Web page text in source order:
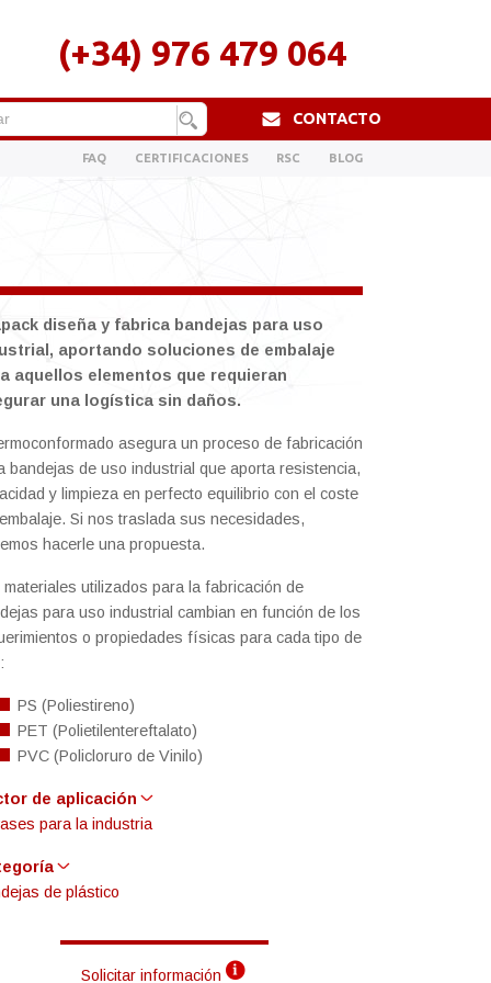
(+34) 976 479 064
CONTACTO
FAQ CERTIFICACIONES RSC BLOG
diseña y fabrica bandejas para uso
aportando soluciones de embalaje
aquellos elementos que requieran
una logística sin daños.
asegura un proceso de fabricación
bandejas de uso industrial que aporta resistencia,
y limpieza en perfecto equilibrio con el coste
Si nos traslada sus necesidades,
hacerle una propuesta.
materiales utilizados para la fabricación de
para uso industrial cambian en función de los
o propiedades físicas para cada tipo de
PS (Poliestireno)
PET (Polietilentereftalato)
PVC (Policloruro de Vinilo)
de aplicación
para la industria
de plástico
Solicitar información